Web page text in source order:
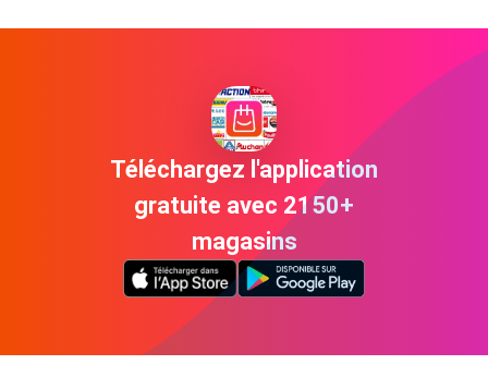
Téléchargez l'application
gratuite avec 2150+
magasins